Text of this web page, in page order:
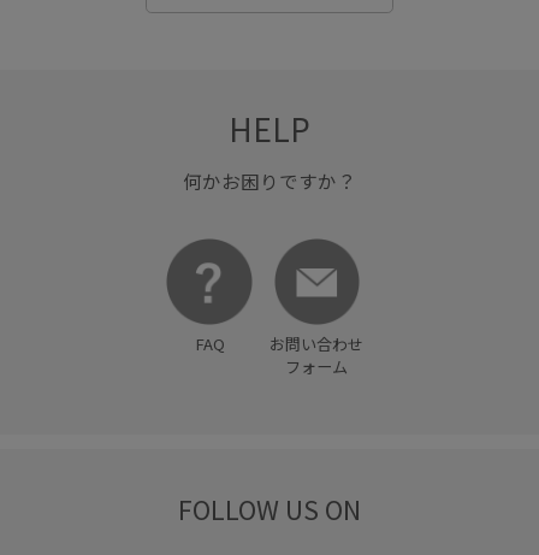
マニッシュ マルチに活躍
大人っぽい 幅広 抜け感
普段使いも出来る 毎シーズン
活躍するアイテム 涼しげ
華やか 薄手 財布
HELP
何かお困りですか？
FAQ
お問い合わせ
フォーム
FOLLOW US ON